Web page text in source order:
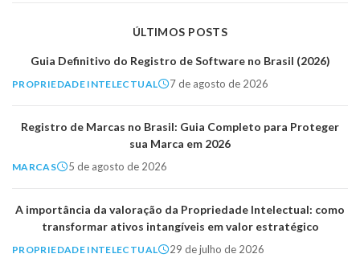
ÚLTIMOS POSTS
Guia Definitivo do Registro de Software no Brasil (2026)
PROPRIEDADE INTELECTUAL 7 de agosto de 2026
Registro de Marcas no Brasil: Guia Completo para Proteger
sua Marca em 2026
MARCAS 5 de agosto de 2026
A importância da valoração da Propriedade Intelectual: como
transformar ativos intangíveis em valor estratégico
PROPRIEDADE INTELECTUAL 29 de julho de 2026